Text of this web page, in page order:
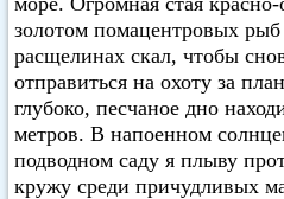
золотом помацентровых рыб
расщелинах скал, чтобы
отправиться на охоту за
глубоко, песчаное дно
метров. В напоенном
подводном саду я плыву
кружу среди причудливых